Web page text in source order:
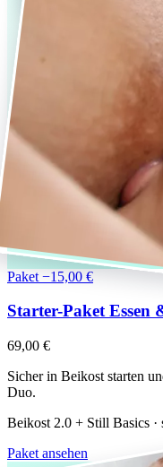
Paket −15,00 €
Starter-Paket Essen
69,00 €
Sicher in Beikost starten
Duo.
Beikost 2.0 + Still Basics ·
Paket ansehen